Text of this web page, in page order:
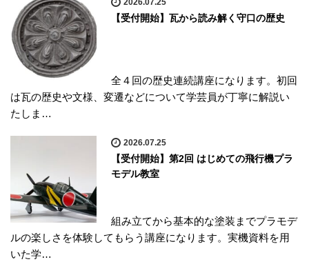
2026.07.25
【受付開始】瓦から読み解く守口の歴史
全４回の歴史連続講座になります。初回
は瓦の歴史や文様、変遷などについて学芸員が丁寧に解説い
たしま…
2026.07.25
【受付開始】第2回 はじめての飛行機プラ
モデル教室
組み立てから基本的な塗装までプラモデ
ルの楽しさを体験してもらう講座になります。実機資料を用
いた学…